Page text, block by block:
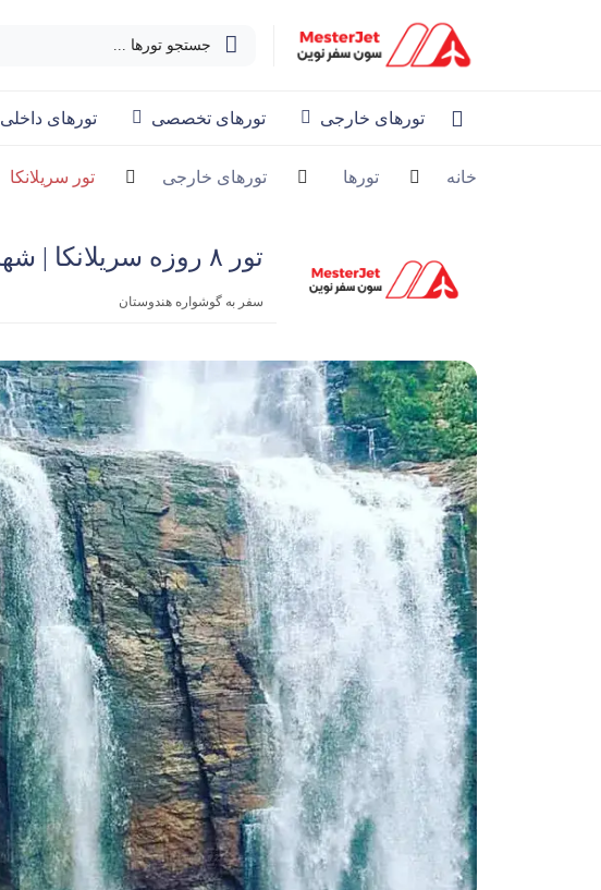
جستجو تورها ...
تورهای خارجی تورهای تخصصی تورهای داخلی
خانه تورها تورهای خارجی تور سریلانکا
تور ۸ روزه سریلانکا | شهریور
سفر به گوشواره هندوستان